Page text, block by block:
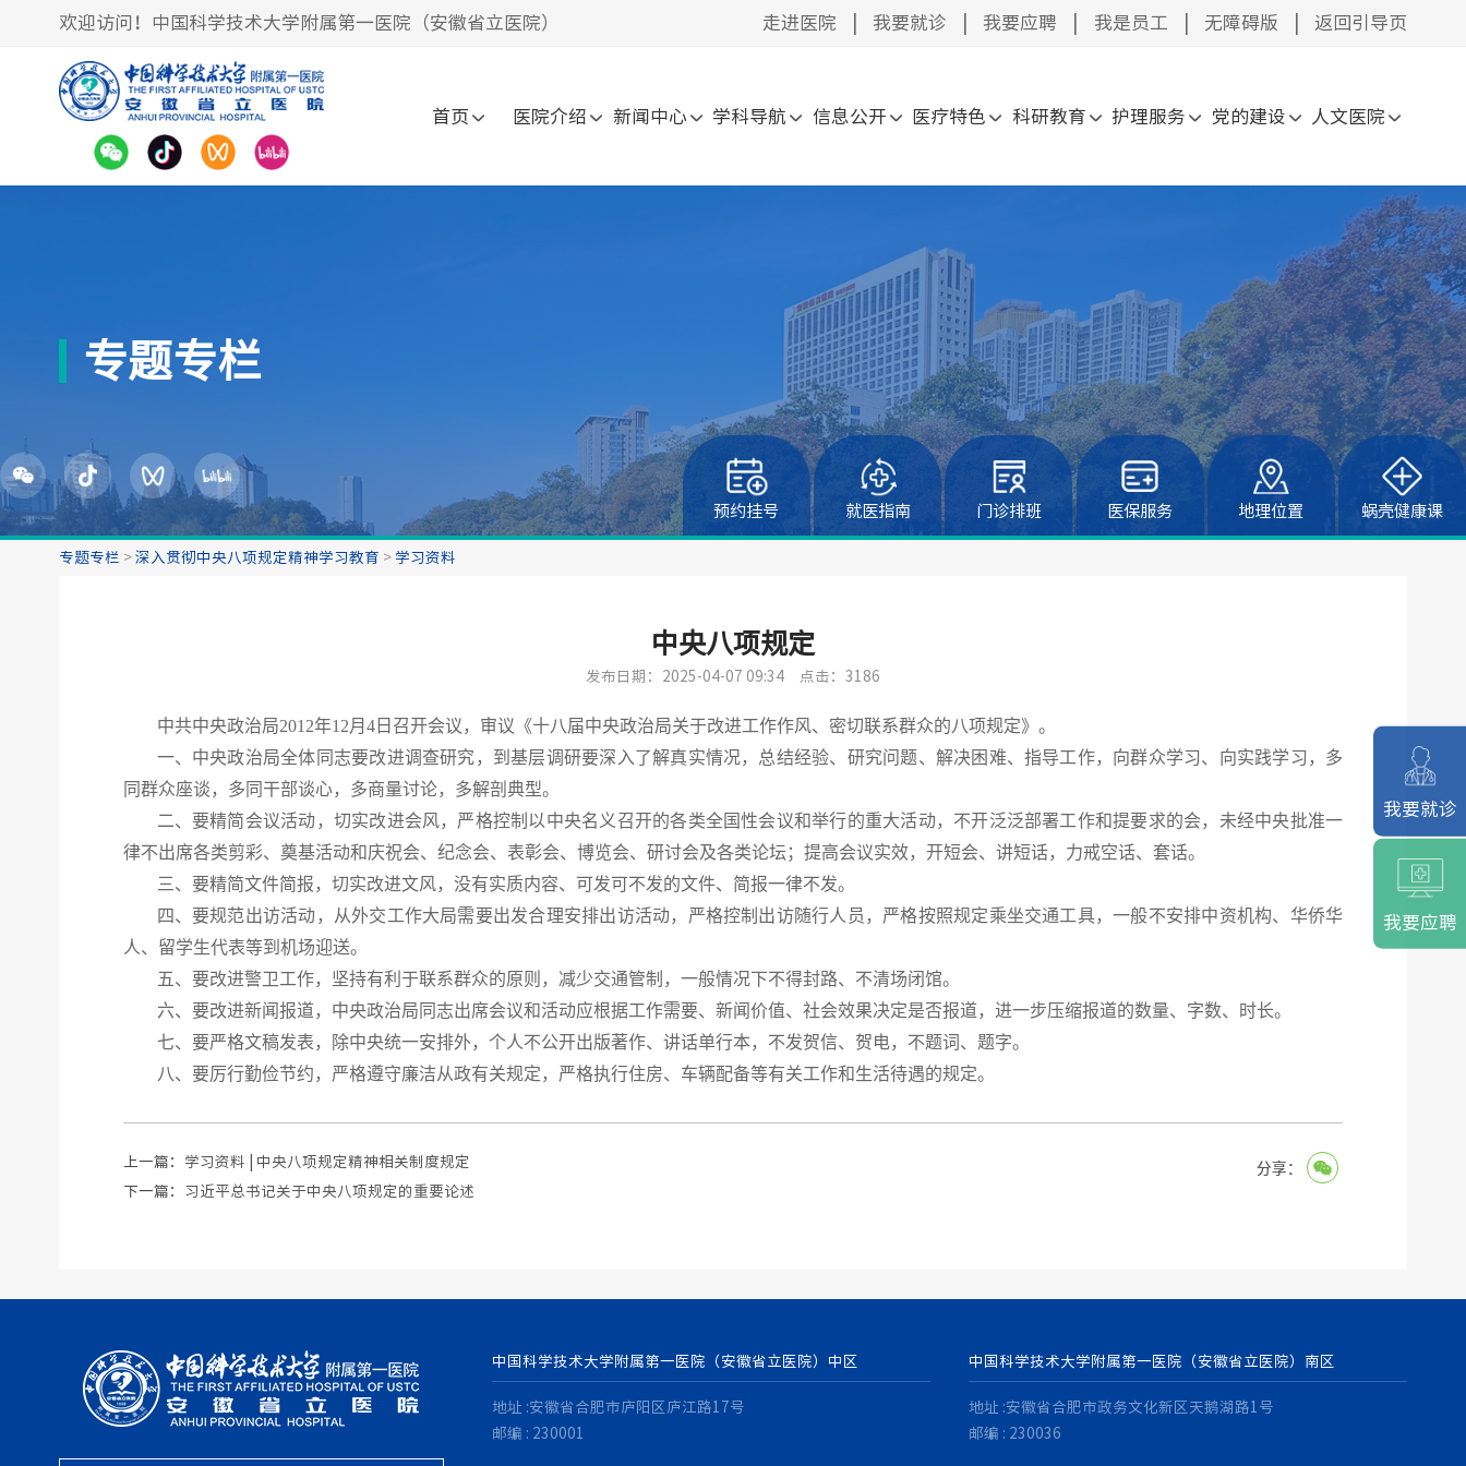
欢迎访问！中国科学技术大学附属第一医院（安徽省立医院） 走进医院 我要就诊 我要应聘 我是员工 无障碍版 返回引导页
首页 医院介绍 新闻中心 学科导航 信息公开 医疗特色 科研教育 护理服务 党的建设 人文医院
专题专栏
预约挂号 就医指南 门诊排班 医保服务 地理位置 蜗壳健康课
专题专栏 > 深入贯彻中央八项规定精神学习教育 > 学习资料
中央八项规定
发布日期：2025-04-07 09:34 点击：3186
中共中央政治局2012年12月4日召开会议，审议《十八届中央政治局关于改进工作作风、密切联系群众的八项规定》。
一、中央政治局全体同志要改进调查研究，到基层调研要深入了解真实情况，总结经验、研究问题、解决困难、指导工作，向群众学习、向实践学习，多
同群众座谈，多同干部谈心，多商量讨论，多解剖典型。
二、要精简会议活动，切实改进会风，严格控制以中央名义召开的各类全国性会议和举行的重大活动，不开泛泛部署工作和提要求的会，未经中央批准一
律不出席各类剪彩、奠基活动和庆祝会、纪念会、表彰会、博览会、研讨会及各类论坛；提高会议实效，开短会、讲短话，力戒空话、套话。
三、要精简文件简报，切实改进文风，没有实质内容、可发可不发的文件、简报一律不发。
四、要规范出访活动，从外交工作大局需要出发合理安排出访活动，严格控制出访随行人员，严格按照规定乘坐交通工具，一般不安排中资机构、华侨华
人、留学生代表等到机场迎送。
五、要改进警卫工作，坚持有利于联系群众的原则，减少交通管制，一般情况下不得封路、不清场闭馆。
六、要改进新闻报道，中央政治局同志出席会议和活动应根据工作需要、新闻价值、社会效果决定是否报道，进一步压缩报道的数量、字数、时长。
七、要严格文稿发表，除中央统一安排外，个人不公开出版著作、讲话单行本，不发贺信、贺电，不题词、题字。
八、要厉行勤俭节约，严格遵守廉洁从政有关规定，严格执行住房、车辆配备等有关工作和生活待遇的规定。
分享：
上一篇： 学习资料 | 中央八项规定精神相关制度规定
下一篇： 习近平总书记关于中央八项规定的重要论述
中国科学技术大学附属第一医院（安徽省立医院）中区
地址 :安徽省合肥市庐阳区庐江路17号
邮编 : 230001
中国科学技术大学附属第一医院（安徽省立医院）南区
地址 :安徽省合肥市政务文化新区天鹅湖路1号
邮编 : 230036
我要就诊
我要应聘